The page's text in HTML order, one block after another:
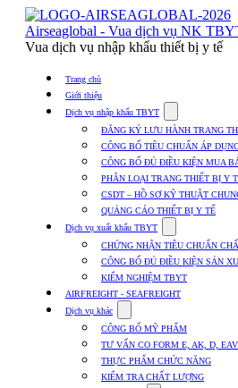
Skip
content
Airseaglobal - Vua dịch vụ NK
Vua dịch vụ nhập khẩu thiết bị y tế
Trang chủ
Giới thiệu
Dịch vụ nhập khẩu TBYT
submenu
for
Dịch
vụ
nhập
khẩu
TBYT
ĐĂNG KÝ LƯU HÀNH TRANG
CÔNG BỐ TIÊU CHUẨN ÁP
CÔNG BỐ ĐỦ ĐIỀU KIỆN MUA
PHÂN LOẠI TRANG THIẾT BỊ Y
CSDT – HỒ SƠ KỸ THUẬT
QUẢNG CÁO THIẾT BỊ Y TẾ
Dịch vụ xuất khẩu TBYT
submenu
for
Dịch
vụ
xuất
TBYT
CHỨNG NHẬN TIÊU CHUẨN
CÔNG BỐ ĐỦ ĐIỀU KIỆN SẢN
KIỂM NGHIỆM TBYT
AIRFREIGHT - SEAFREIGHT
Dịch vụ khác
submenu
for
Dịch
vụ
khác
CÔNG BỐ MỸ PHẨM
TƯ VẤN CO FORM E, AK, D,
THỰC PHẨM CHỨC NĂNG
KIỂM TRA CHẤT LƯỢNG